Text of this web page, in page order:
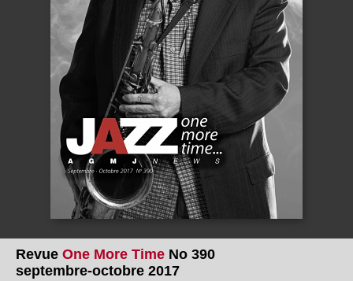
Revue One More Time No 390
septembre-octobre 2017